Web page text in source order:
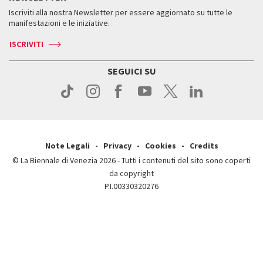
Come raggiungerci
Contatti
Press
Biglietti
Servizi al pubblico
Come raggiungerci
Contatti
Orari e sedi
Iscriviti alla nostra Newsletter per essere aggiornato su tutte le
manifestazioni e le iniziative.
ISCRIVITI
SEGUICI SU
Note Legali Privacy Cookies
Credits
© La Biennale di Venezia 2026 - Tutti i contenuti del sito sono coperti
da copyright
P.I.00330320276